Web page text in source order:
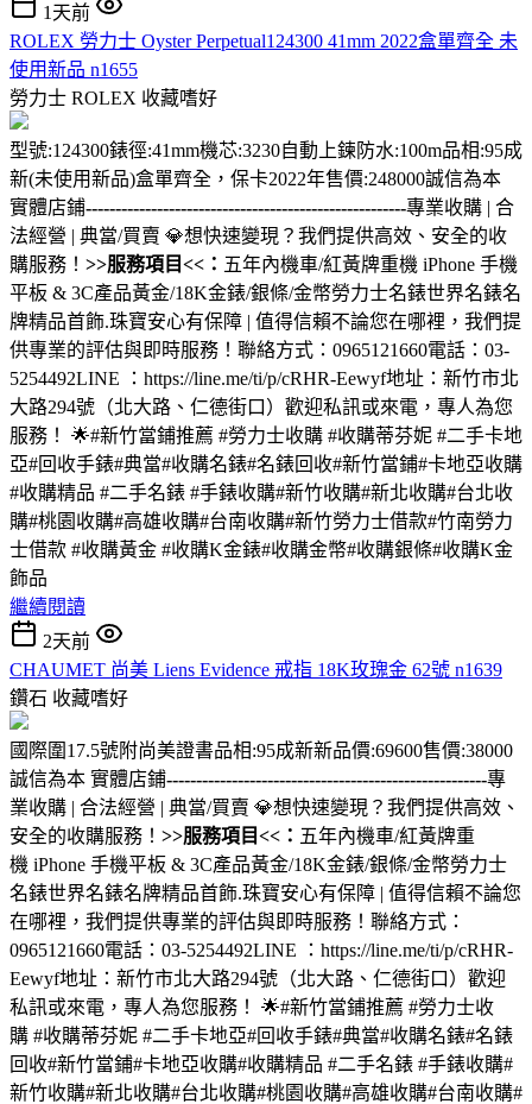
1天前
ROLEX 勞力士 Oyster Perpetual124300 41mm 2022盒單齊全 未
使用新品 n1655
勞力士 ROLEX 收藏嗜好
型號:124300錶徑:41mm機芯:3230自動上鍊防水:100m品相:95成
新(未使用新品)盒單齊全，保卡2022年售價:248000誠信為本
實體店鋪------------------------------------------------------專業收購 | 合
法經營 | 典當/買賣 💎想快速變現？我們提供高效、安全的收
購服務！ >>服務項目<<： 五年內機車/紅黃牌重機 iPhone 手機
平板 & 3C產品黃金/18K金錶/銀條/金幣勞力士名錶世界名錶名
牌精品首飾.珠寶安心有保障 | 值得信賴不論您在哪裡，我們提
供專業的評估與即時服務！聯絡方式：0965121660電話：03-
5254492LINE ：https://line.me/ti/p/cRHR-Eewyf地址：新竹市北
大路294號（北大路、仁德街口）歡迎私訊或來電，專人為您
服務！ 🌟#新竹當鋪推薦 #勞力士收購 #收購蒂芬妮 #二手卡地
亞#回收手錶#典當#收購名錶#名錶回收#新竹當鋪#卡地亞收購
#收購精品 #二手名錶 #手錶收購#新竹收購#新北收購#台北收
購#桃園收購#高雄收購#台南收購#新竹勞力士借款#竹南勞力
士借款 #收購黃金 #收購K金錶#收購金幣#收購銀條#收購K金
飾品
繼續閱讀
2天前
CHAUMET 尚美 Liens Evidence 戒指 18K玫瑰金 62號 n1639
鑽石 收藏嗜好
國際圍17.5號附尚美證書品相:95成新新品價:69600售價:38000
誠信為本 實體店鋪------------------------------------------------------專
業收購 | 合法經營 | 典當/買賣 💎想快速變現？我們提供高效、
安全的收購服務！ >>服務項目<<： 五年內機車/紅黃牌重
機 iPhone 手機平板 & 3C產品黃金/18K金錶/銀條/金幣勞力士
名錶世界名錶名牌精品首飾.珠寶安心有保障 | 值得信賴不論您
在哪裡，我們提供專業的評估與即時服務！聯絡方式：
0965121660電話：03-5254492LINE ：https://line.me/ti/p/cRHR-
Eewyf地址：新竹市北大路294號（北大路、仁德街口）歡迎
私訊或來電，專人為您服務！ 🌟#新竹當鋪推薦 #勞力士收
購 #收購蒂芬妮 #二手卡地亞#回收手錶#典當#收購名錶#名錶
回收#新竹當鋪#卡地亞收購#收購精品 #二手名錶 #手錶收購#
新竹收購#新北收購#台北收購#桃園收購#高雄收購#台南收購#